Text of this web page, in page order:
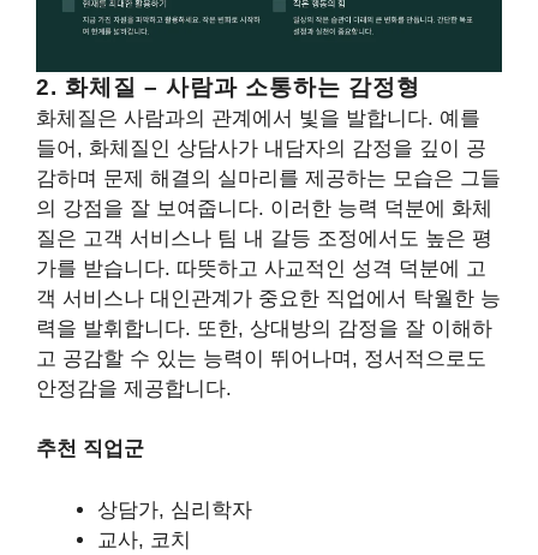
2. 화체질 – 사람과 소통하는 감정형
화체질은 사람과의 관계에서 빛을 발합니다. 예를
들어, 화체질인 상담사가 내담자의 감정을 깊이 공
감하며 문제 해결의 실마리를 제공하는 모습은 그들
의 강점을 잘 보여줍니다. 이러한 능력 덕분에 화체
질은 고객 서비스나 팀 내 갈등 조정에서도 높은 평
가를 받습니다. 따뜻하고 사교적인 성격 덕분에 고
객 서비스나 대인관계가 중요한 직업에서 탁월한 능
력을 발휘합니다. 또한, 상대방의 감정을 잘 이해하
고 공감할 수 있는 능력이 뛰어나며, 정서적으로도
안정감을 제공합니다.
추천 직업군
상담가, 심리학자
교사, 코치